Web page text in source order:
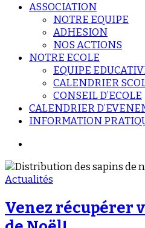
ASSOCIATION
NOTRE EQUIPE
ADHESION
NOS ACTIONS
NOTRE ECOLE
EQUIPE
CALENDRIER
CONSEIL D’ECOLE
CALENDRIER
INFORMATION
Actualités
Venez récupérer